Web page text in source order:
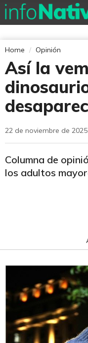
Home Opinión
Así la
22 de noviembre de 2025
Columna de
los adultos